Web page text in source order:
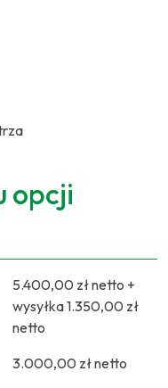
opcji
5.400,00 zł netto +
wysyłka 1.350,00 zł
netto
3.000,00 zł netto